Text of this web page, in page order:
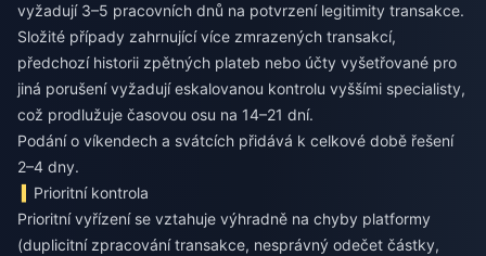
vyžadují 3–5 pracovních dnů na potvrzení legitimity transakce.
Složité případy zahrnující více zmrazených transakcí,
předchozí historii zpětných plateb nebo účty vyšetřované pro
jiná porušení vyžadují eskalovanou kontrolu vyššími specialisty,
což prodlužuje časovou osu na 14–21 dní.
Podání o víkendech a svátcích přidává k celkové době řešení
2–4 dny.
Prioritní kontrola
Prioritní vyřízení se vztahuje výhradně na chyby platformy
(duplicitní zpracování transakce, nesprávný odečet částky,